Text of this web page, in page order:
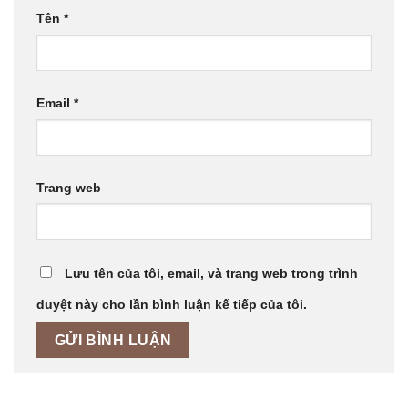
Tên *
Email *
Trang web
Lưu tên của tôi, email, và trang web trong trình
duyệt này cho lần bình luận kế tiếp của tôi.